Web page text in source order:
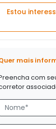
Estou
mais
com